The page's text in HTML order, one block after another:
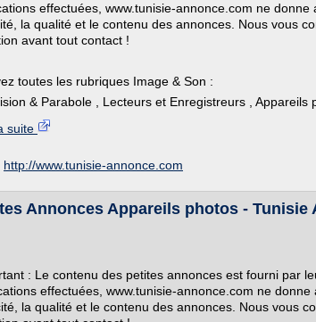
effectuées, www.tunisie-annonce.com ne
la qualité et le contenu des annonces. Nous vous
avant tout contact !
toutes les rubriques Image & Son :
& Parabole , Lecteurs et Enregistreurs , Appareils
suite
http://www.tunisie-annonce.com
Annonces Appareils photos - Tunisie
: Le contenu des petites annonces est fourni par
effectuées, www.tunisie-annonce.com ne
la qualité et le contenu des annonces. Nous vous